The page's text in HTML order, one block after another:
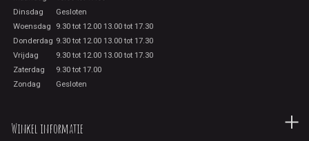
Dinsdag
Gesloten
Woensdag
9.30 tot 12.00 13.00 tot 17.30
Donderdag 9.30 tot 12.00 13.00 tot 17.30
Vrijdag
9.30 tot 12.00 13.00 tot 17.30
Zaterdag
9.30 tot 17.00
Zondag
Gesloten
Winkel informatie